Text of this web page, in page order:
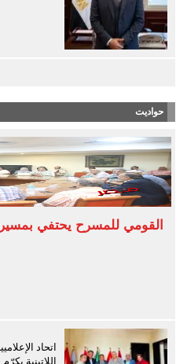
حواديت
القومي للمسرح يحتفي
اتحاد
اللاتينية